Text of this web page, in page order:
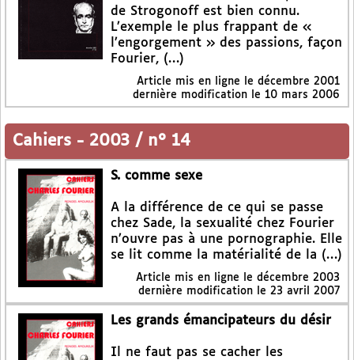
de Strogonoff est bien connu.
L’exemple le plus frappant de «
l’engorgement » des passions, façon
Fourier, (…)
Article mis en ligne le décembre 2001
dernière modification le 10 mars 2006
Cahiers - 2003 / n° 14
S. comme sexe
A la différence de ce qui se passe
chez Sade, la sexualité chez Fourier
n’ouvre pas à une pornographie. Elle
se lit comme la matérialité de la (…)
Article mis en ligne le décembre 2003
dernière modification le 23 avril 2007
Les grands émancipateurs du désir
Il ne faut pas se cacher les